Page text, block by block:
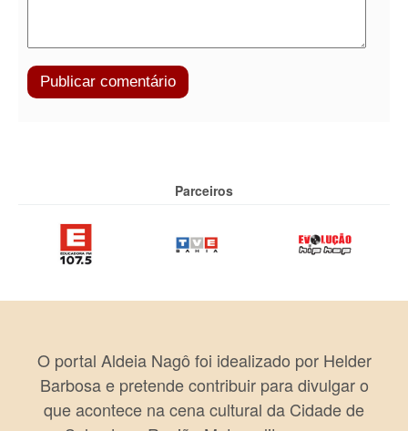
Parceiros
O portal Aldeia Nagô foi idealizado por Helder
Barbosa e pretende contribuir para divulgar o
que acontece na cena cultural da Cidade de